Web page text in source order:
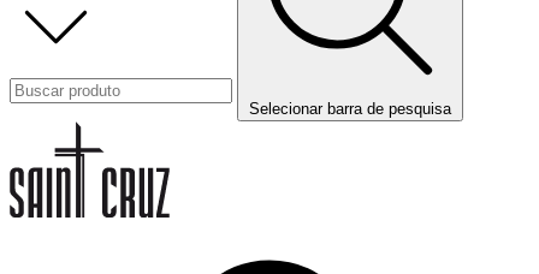
Selecionar barra de pesquisa